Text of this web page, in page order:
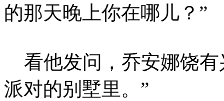
的那天晚上你在哪儿？”
看他发问，乔安娜饶有
派对的别墅里。”